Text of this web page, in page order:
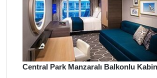
Central Park Manzaralı Balkonlu Kabin